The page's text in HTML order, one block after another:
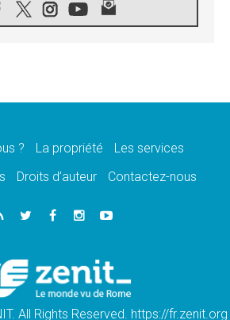
XIV au sanctuaire de Notre Dame du
l'Église accompagne les
sur le chemin de la dignité
le vicariat apostolique de
devient un diocèse
? La propriété
Les services
Droits d’auteur Contactez-nous
All Rights Reserved. https://fr.zenit.org